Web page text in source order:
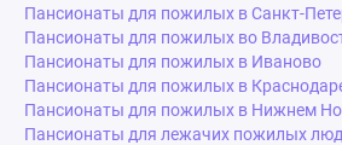
Пансионаты для пожилых в Санкт-
Пансионаты для пожилых во
Пансионаты для пожилых в Иваново
Пансионаты для пожилых в
Пансионаты для пожилых в Нижнем
Пансионаты для лежачих пожилых